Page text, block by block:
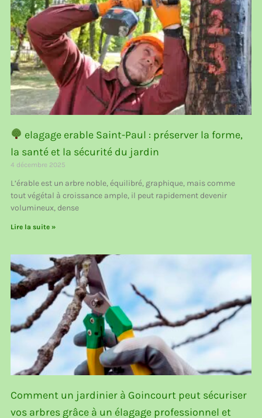
elagage erable Saint-Paul : préserver la forme,
la santé et la sécurité du jardin
4 décembre 2025
L’érable est un arbre noble, équilibré, graphique, mais comme
tout végétal à croissance ample, il peut rapidement devenir
volumineux, dense
Lire la suite »
Comment un jardinier à Goincourt peut sécuriser
vos arbres grâce à un élagage professionnel et